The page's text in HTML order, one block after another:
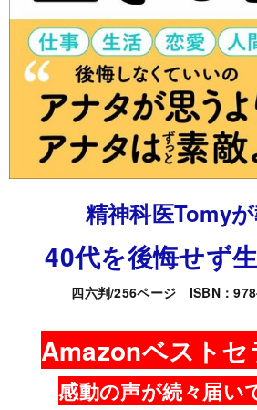
精神科医Tomy
40代を後悔せず
四六判/256ページ ISBN：
Amazonベストセ
感動の声が続々届い